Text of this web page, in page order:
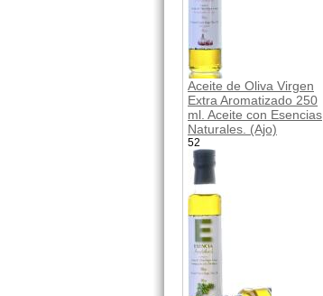
Aceite de Oliva Virgen
Extra Aromatizado 250
ml. Aceite con Esencias
Naturales. (Ajo)
52